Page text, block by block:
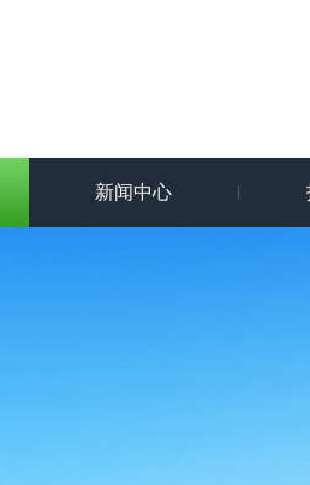
新闻中心